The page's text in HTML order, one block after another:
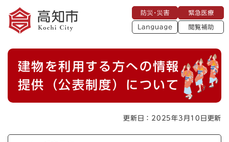
メニューを飛ばして本文へ
災
・
災
急
医
療
L
a
g
閲
助
本
建物を利用する方への情報
提供（公表制度）について
更新日：2025年3月10日更新